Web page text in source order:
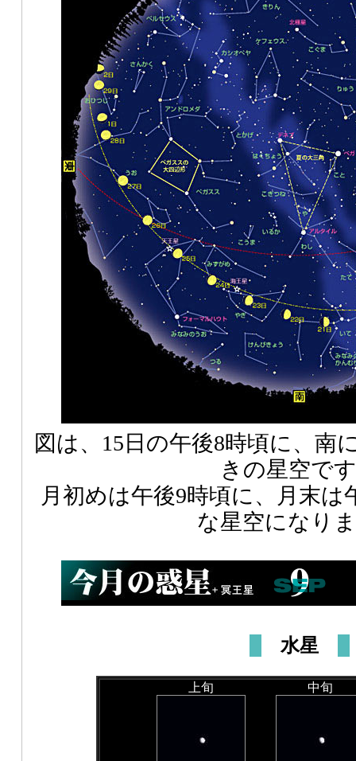
図は、15日の午後8時頃に、南
きの星空で
月初めは午後9時頃に、月末は
な星空になり
水星
上旬 中旬